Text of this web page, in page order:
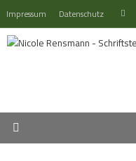
Inhalt
springen
Impressum Datenschutz Suchen